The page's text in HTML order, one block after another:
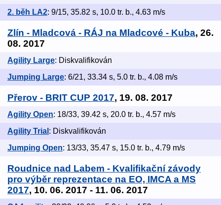
2. běh LA2: 9/15, 35.82 s, 10.0 tr. b., 4.63 m/s
Zlín - Mladcová - RÁJ na Mladcové - Kuba, 26.
08. 2017
Agility Large: Diskvalifikován
Jumping Large: 6/21, 33.34 s, 5.0 tr. b., 4.08 m/s
Přerov - BRIT CUP 2017, 19. 08. 2017
Agility Open: 18/33, 39.42 s, 20.0 tr. b., 4.57 m/s
Agility Trial : Diskvalifikován
Jumping Open: 13/33, 35.47 s, 15.0 tr. b., 4.79 m/s
Roudnice nad Labem - Kvalifikační závody
pro výběr reprezentace na EO, IMCA a MS
2017, 10. 06. 2017 - 11. 06. 2017